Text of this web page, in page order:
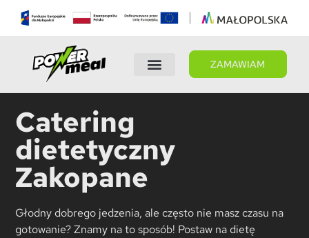
ZAMAWIAM
Catering
dietetyczny
Zakopane
Głodny dobrego jedzenia, ale często nie masz czasu na
gotowanie? Znamy na to sposób! Postaw na dietę